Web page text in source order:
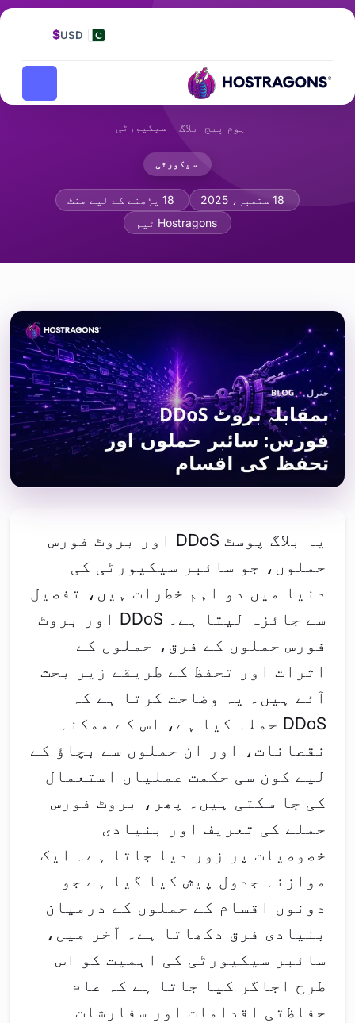
$USD
ہوم پیج بلاگ سیکیورٹی
سیکورٹی
DDoS بمقابلہ بروٹ فورس: سائبر حملوں اور تحفظ کی اقسام 18 ستمبر، 2025
18 پڑھنے کے لیے منٹ
Hostragons ٹیم
یہ بلاگ پوسٹ DDoS اور بروٹ فورس
حملوں، جو سائبر سیکیورٹی کی
دنیا میں دو اہم خطرات ہیں، تفصیل
سے جائزہ لیتا ہے۔ DDoS اور بروٹ
فورس حملوں کے فرق، حملوں کے
اثرات اور تحفظ کے طریقے زیر بحث
آئے ہیں۔ یہ وضاحت کرتا ہے کہ
DDoS حملہ کیا ہے، اس کے ممکنہ
نقصانات، اور ان حملوں سے بچاؤ کے
لیے کون سی حکمت عملیاں استعمال
کی جا سکتی ہیں۔ پھر، بروٹ فورس
حملے کی تعریف اور بنیادی
خصوصیات پر زور دیا جاتا ہے۔ ایک
موازنہ جدول پیش کیا گیا ہے جو
دونوں اقسام کے حملوں کے درمیان
بنیادی فرق دکھاتا ہے۔ آخر میں،
سائبر سیکیورٹی کی اہمیت کو اس
طرح اجاگر کیا جاتا ہے کہ عام
حفاظتی اقدامات اور سفارشات